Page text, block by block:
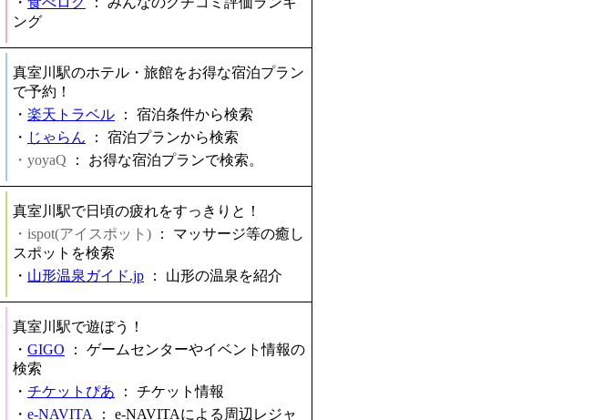
ング
真室川駅のホテル・旅館をお得な宿泊プラン
で予約！
・ 楽天トラベル ： 宿泊条件から検索
・ じゃらん ： 宿泊プランから検索
・yoyaQ ： お得な宿泊プランで検索。
真室川駅で日頃の疲れをすっきりと！
・ispot(アイスポット) ： マッサージ等の癒し
スポットを検索
・ 山形温泉ガイド.jp ： 山形の温泉を紹介
真室川駅で遊ぼう！
・ GIGO ： ゲームセンターやイベント情報の
検索
・ チケットぴあ ： チケット情報
・ e-NAVITA ： e-NAVITAによる周辺レジャ